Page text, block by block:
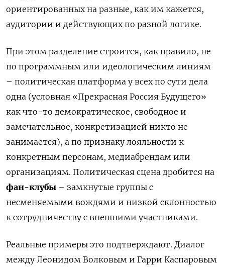
ориентированных на разные, как им кажется,
аудитории и действующих по разной логике.
При этом разделение строится, как правило, не
по программным или идеологическим линиям
– политическая платформа у всех по сути дела
одна (условная «Прекрасная Россия Будущего»
как что-то демократическое, свободное и
замечательное, конкретизацией никто не
занимается), а по признаку лояльности к
конкретным персонам, медиабрендам или
организациям. Политическая сцена дробится на
фан-клубы – замкнутые группы с
несменяемыми вождями и низкой склонностью
к сотрудничеству с внешними участниками.
Реальные примеры это подтверждают. Диалог
между Леонидом Волковым и Гарри Каспаровым